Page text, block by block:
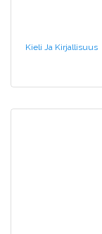
Kieli Ja Kirjallisuus